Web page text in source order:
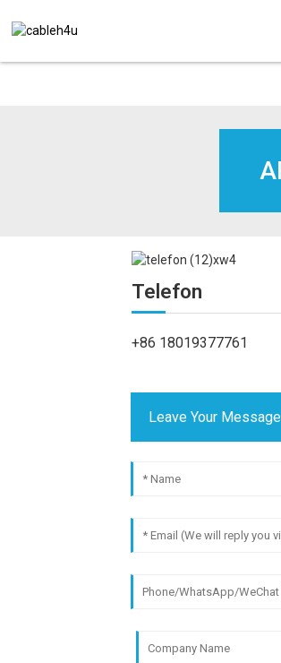
Telefon
+86 18019377761
Leave Your Message